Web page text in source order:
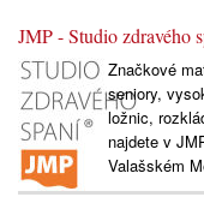
JMP - Studio zdravého
Značkové
seniory,
ložnic,
najdete v
Valašském